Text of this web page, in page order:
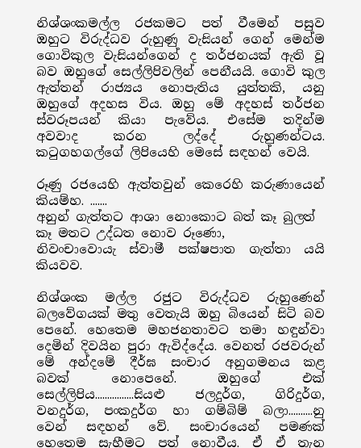
නිශ්ශංකමල්ල රජකමට පත් වීමෙන් පසුව
ඔහුට විරුද්ධව රුහුණු වැසියන් ගෙන් මෙන්ම
ගොවිකුල වැසියන්ගෙන් ද තර්ජනයක් ඇති වූ
බව ඔහුගේ සෙල්ලිපිවලින් පෙනීයයි. ගොවි කුල
ඇත්තන් රාජ්‍යය නොපැතිය යුත්තකි, යනු
ඔහුගේ අදහස විය. ඔහු මේ අදහස් තර්ජන
ස්වරූපයන් කියා පැවේය. එසේම තදින්ම
අවවාද කරන ලද්දේ රුහුණන්ටය.
කටුගහගල්ගේ ලිපියෙහි මෙසේ සඳහන් වෙයි.
රූණු රජයෙහි ඇත්තවුන් කෙරෙහි කරුණායෙන්
කියම්හ. .......
අනුන් ගැත්තට ආශා නොකොට බත් කෑ බුලත්
කෑ මතට උද්ධත නොව රූණො,
නිවංචාවොයැ ස්වාමී පක්ෂපාත ගැත්තා යයි
කියවව.
නිශ්ශංක මල්ල රජුට විරුද්ධව රුහුණෙන්
බලවේගයක් මතු වෙතැයි ඔහු බියෙන් සිටි බව
පෙනේ. හෙතෙම මහජනතාවට තමා හඳුන්වා
දෙමින් දිවයින පුරා ඇවිද්දේය. වෙනත් රජවරුන්
මේ අන්දමේ දීර්ඝ සංචාර අනුගමනය කළ
බවක් නොපෙනේ. ඔහුගේ එක්
සෙල්ලිපිය................සියළු ජලදුර්ග, ගිරිදුර්ග,
වනදුර්ග, පංකදුර්ග හා ගම්බිම් බලා..........නු
වෙන් සඳහන් වේ. සංචාරයෙන් පමණක්
හෙතෙම සැහීමට පත් නොවීය. ඒ ඒ තැන